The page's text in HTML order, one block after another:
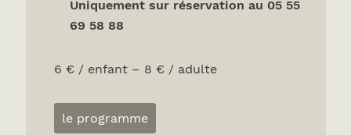
Uniquement sur réservation au 05 55
69 58 88
6 € / enfant – 8 € / adulte
le programme